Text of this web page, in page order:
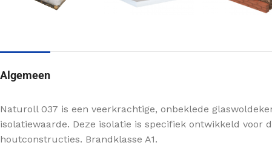
Spouwmuur isolatie
Scheidingswand isolatie
Buitenmuur isolatie VLOERISOLATIE
Algemeen
Naturoll 037 is een veerkrachtige, onbeklede
isolatiewaarde. Deze isolatie is specifiek ontwikkeld voor
houtconstructies. Brandklasse A1.